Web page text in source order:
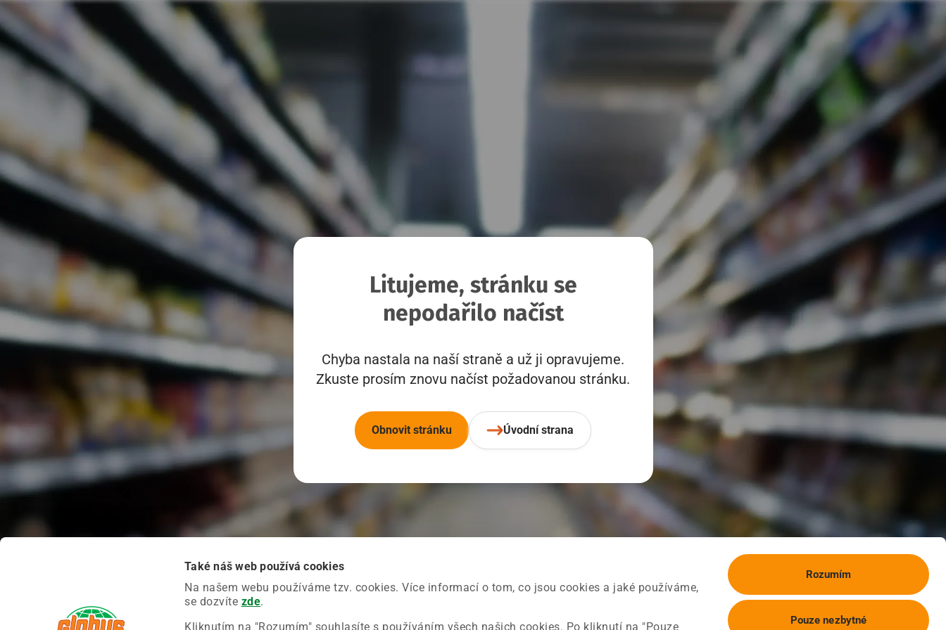
Také náš web používá cookies
Na našem webu používáme tzv. cookies. Více informací o tom, co jsou cookies a jaké používáme,
se dozvíte zde.
Kliknutím na "Rozumím" souhlasíte s používáním všech našich cookies. Po kliknutí na "Pouze
Rozumím
Pouze nezbytné
Litujeme, stránku se
nepodařilo načíst
Chyba nastala na naší straně a už ji opravujeme.
Zkuste prosím znovu načíst požadovanou stránku.
Obnovit stránku Úvodní strana